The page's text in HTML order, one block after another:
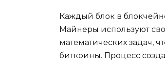
Каждый блок в
Майнеры используют
математических задач,
биткоины.​ Процесс